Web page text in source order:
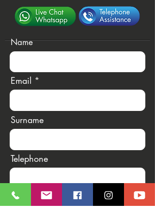
Name
Email
Surname
Telephone
Message